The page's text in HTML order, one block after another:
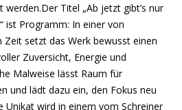
Titel „Ab jetzt gibt’s nur
ist Programm: In einer von
Zeit setzt das Werk bewusst einen
Zuversicht, Energie und
Malweise lässt Raum für
und lädt dazu ein, den Fokus neu
Unikat wird in einem vom Schreiner